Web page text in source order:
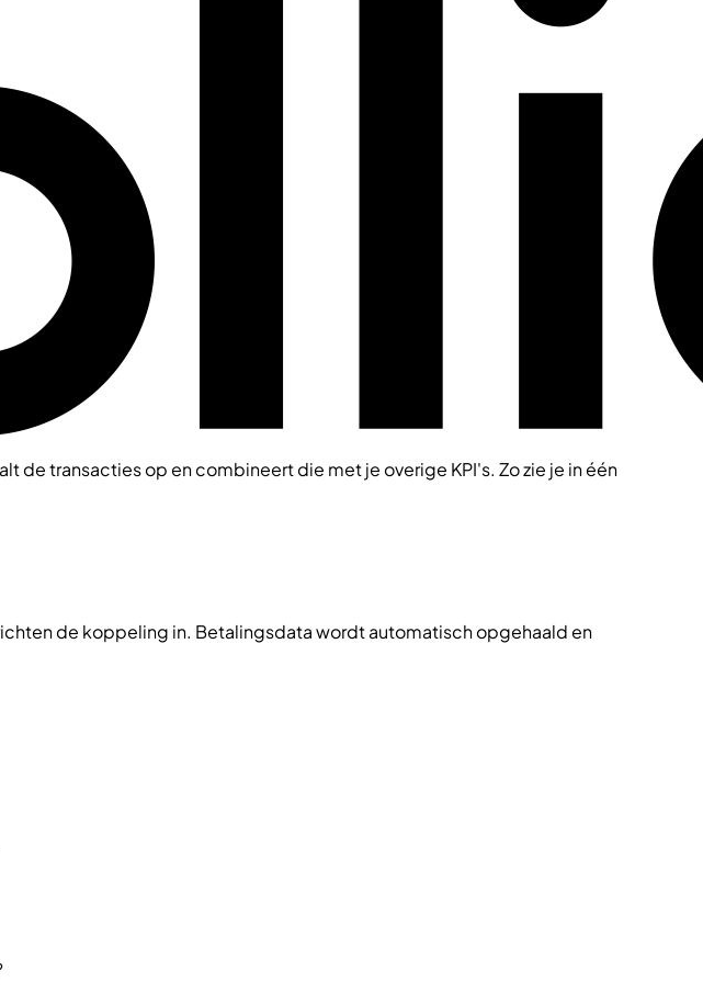
de transacties op en combineert die met je overige KPI's. Zo zie je in één
de koppeling in. Betalingsdata wordt automatisch opgehaald en